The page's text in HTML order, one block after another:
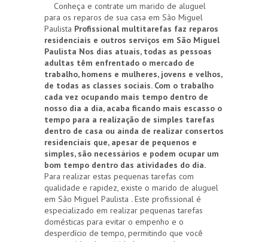
Conheça e contrate um marido de aluguel
para os reparos de sua casa em São Miguel
Paulista Profissional multitarefas faz reparos
residenciais e outros serviços em São Miguel
Paulista Nos dias atuais, todas as pessoas
adultas têm enfrentado o mercado de
trabalho, homens e mulheres, jovens e velhos,
de todas as classes sociais. Com o trabalho
cada vez ocupando mais tempo dentro de
nosso dia a dia, acaba ficando mais escasso o
tempo para a realização de simples tarefas
dentro de casa ou ainda de realizar consertos
residenciais que, apesar de pequenos e
simples, são necessários e podem ocupar um
bom tempo dentro das atividades do dia.
Para realizar estas pequenas tarefas com
qualidade e rapidez, existe o marido de aluguel
em São Miguel Paulista . Este profissional é
especializado em realizar pequenas tarefas
domésticas para evitar o empenho e o
desperdício de tempo, permitindo que você